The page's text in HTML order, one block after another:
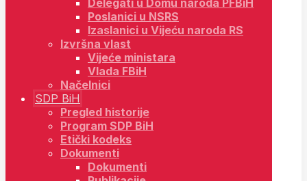
Delegati u Domu naroda PFBiH
Poslanici u NSRS
Izaslanici u Vijeću naroda RS
Izvršna vlast
Vijeće ministara
Vlada FBiH
Načelnici
SDP BiH
Pregled historije
Program SDP BiH
Etički kodeks
Dokumenti
Dokumenti